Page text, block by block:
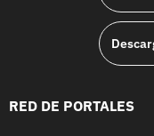
RED DE PORTALES